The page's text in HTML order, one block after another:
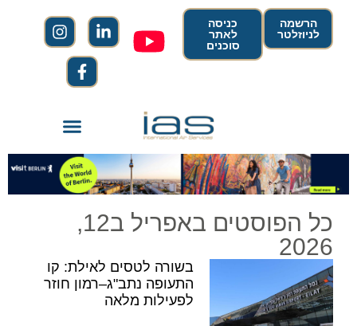
הרשמה
לניוזלטר
כניסה
לאתר
סוכנים
כל הפוסטים באפריל ב12,
2026
בשורה לטסים לאילת: קו
התעופה נתב"ג–רמון חוזר
לפעילות מלאה